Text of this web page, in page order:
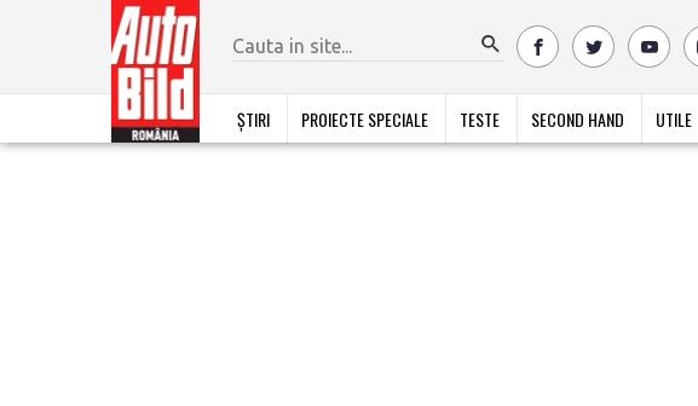
ȘTIRI PROIECTE SPECIALE TESTE SECOND HAND UTILE